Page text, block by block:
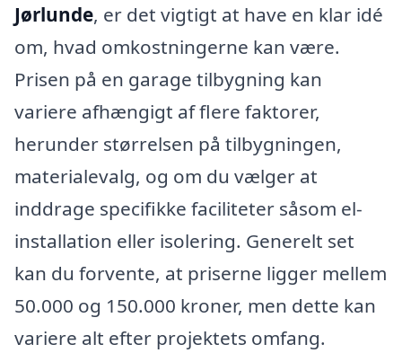
Jørlunde, er det vigtigt at have en klar idé
om, hvad omkostningerne kan være.
Prisen på en garage tilbygning kan
variere afhængigt af flere faktorer,
herunder størrelsen på tilbygningen,
materialevalg, og om du vælger at
inddrage specifikke faciliteter såsom el-
installation eller isolering. Generelt set
kan du forvente, at priserne ligger mellem
50.000 og 150.000 kroner, men dette kan
variere alt efter projektets omfang.